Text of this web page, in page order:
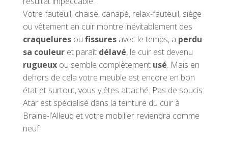
Votre fauteuil, chaise, canapé, relax-fauteuil, siège
ou vêtement en cuir montre inévitablement des
craqueluresou fissuresavec le temps, a perdu
sa couleuret paraît délavé, le cuir est devenu
rugueux ou semble complètement usé. Mais en
dehors de cela votre meuble est encore en bon
état et surtout, vous y êtes attaché. Pas de soucis:
Atar est spécialisé dans la teinture du cuir à
Braine-l’Alleud et votre mobilier reviendra comme
neuf.